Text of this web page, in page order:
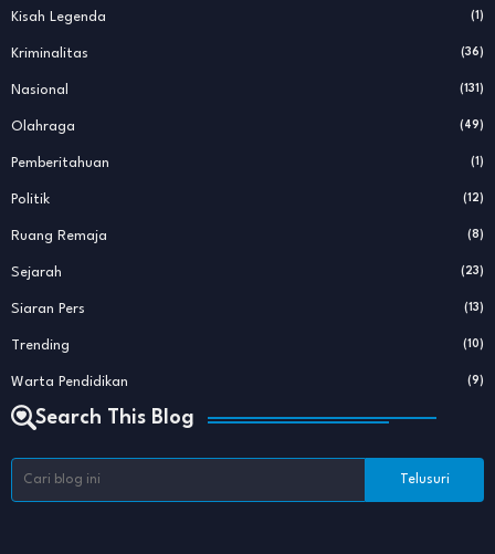
Kisah Legenda (1)
Kriminalitas (36)
Nasional (131)
Olahraga (49)
Pemberitahuan (1)
Politik (12)
Ruang Remaja (8)
Sejarah (23)
Siaran Pers (13)
Trending (10)
Warta Pendidikan (9)
Search This Blog